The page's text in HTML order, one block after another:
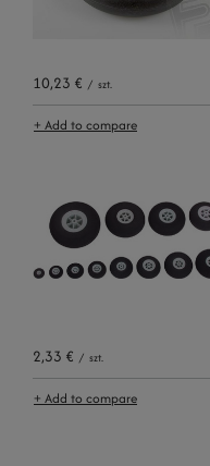
10,23 € / szt.
+ Add to compare
2,33 € / szt.
+ Add to compare